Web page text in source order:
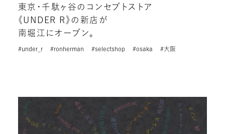
東京・千駄ヶ谷のコンセプトストア
《UNDER R》の新店が
南堀江にオープン。
#under_r #ronherman #selectshop #osaka #大阪